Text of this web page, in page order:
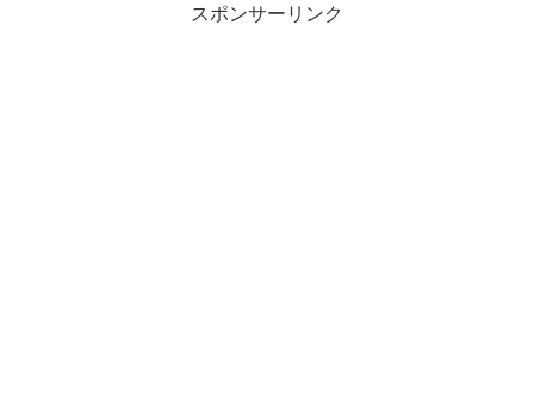
スポンサーリンク